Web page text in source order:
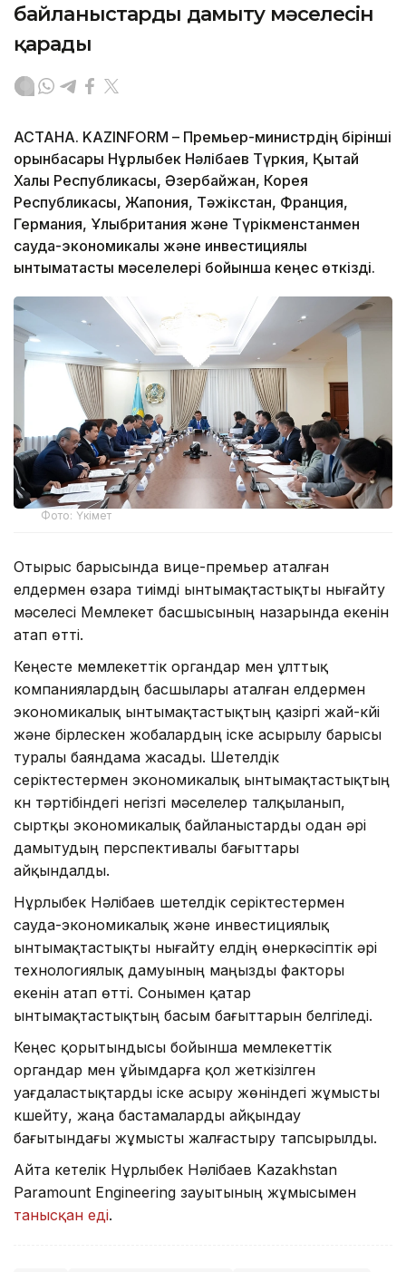
байланыстарды дамыту мәселесін
қарады
АСТАНА. KAZINFORM – Премьер-министрдің бірінші
орынбасары Нұрлыбек Нәлібаев Түркия, Қытай
Халық Республикасы, Әзербайжан, Корея
Республикасы, Жапония, Тәжікстан, Франция,
Германия, Ұлыбритания және Түрікменстанмен
сауда-экономикалық және инвестициялық
ынтымақтастық мәселелері бойынша кеңес өткізді.
Фото: Үкімет
Отырыс барысында вице-премьер аталған
елдермен өзара тиімді ынтымақтастықты нығайту
мәселесі Мемлекет басшысының назарында екенін
атап өтті.
Кеңесте мемлекеттік органдар мен ұлттық
компаниялардың басшылары аталған елдермен
экономикалық ынтымақтастықтың қазіргі жай-күйі
және бірлескен жобалардың іске асырылу барысы
туралы баяндама жасады. Шетелдік
серіктестермен экономикалық ынтымақтастықтың
күн тәртібіндегі негізгі мәселелер талқыланып,
сыртқы экономикалық байланыстарды одан әрі
дамытудың перспективалы бағыттары
айқындалды.
Нұрлыбек Нәлібаев шетелдік серіктестермен
сауда-экономикалық және инвестициялық
ынтымақтастықты нығайту елдің өнеркәсіптік әрі
технологиялық дамуының маңызды факторы
екенін атап өтті. Сонымен қатар
ынтымақтастықтың басым бағыттарын белгіледі.
Кеңес қорытындысы бойынша мемлекеттік
органдар мен ұйымдарға қол жеткізілген
уағдаластықтарды іске асыру жөніндегі жұмысты
күшейту, жаңа бастамаларды айқындау
бағытындағы жұмысты жалғастыру тапсырылды.
Айта кетелік Нұрлыбек Нәлібаев Kazakhstan
Paramount Engineering зауытының жұмысымен
танысқан еді.